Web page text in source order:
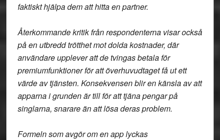
faktiskt hjälpa dem att hitta en partner.
Återkommande kritik från respondenterna visar också
på en utbredd trötthet mot dolda kostnader, där
användare upplever att de tvingas betala för
premiumfunktioner för att överhuvudtaget få ut ett
värde av tjänsten. Konsekvensen blir en känsla av att
apparna i grunden är till för att tjäna pengar på
singlarna, snarare än att lösa deras problem.
Formeln som avgör om en app lyckas